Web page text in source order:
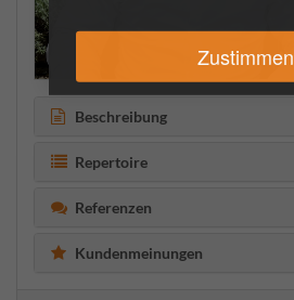
Zustimmen
Beschreibung
Repertoire
Referenzen
Kundenmeinungen